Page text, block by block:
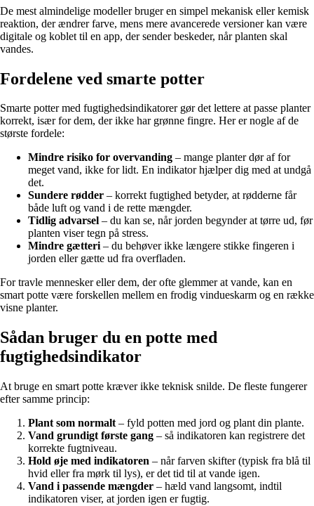
De mest almindelige modeller bruger en simpel mekanisk eller kemisk
reaktion, der ændrer farve, mens mere avancerede versioner kan være
digitale og koblet til en app, der sender beskeder, når planten skal
vandes.
Fordelene ved smarte potter
Smarte potter med fugtighedsindikatorer gør det lettere at passe planter
korrekt, især for dem, der ikke har grønne fingre. Her er nogle af de
største fordele:
Mindre risiko for overvanding – mange planter dør af for
meget vand, ikke for lidt. En indikator hjælper dig med at undgå
det.
Sundere rødder – korrekt fugtighed betyder, at rødderne får
både luft og vand i de rette mængder.
Tidlig advarsel – du kan se, når jorden begynder at tørre ud, før
planten viser tegn på stress.
Mindre gætteri– du behøver ikke længere stikke fingeren i
jorden eller gætte ud fra overfladen.
For travle mennesker eller dem, der ofte glemmer at vande, kan en
smart potte være forskellen mellem en frodig vindueskarm og en række
visne planter.
Sådan bruger du en potte med
fugtighedsindikator
At bruge en smart potte kræver ikke teknisk snilde. De fleste fungerer
efter samme princip:
Plant som normalt – fyld potten med jord og plant din plante.
Vand grundigt første gang – så indikatoren kan registrere det
korrekte fugtniveau.
Hold øje med indikatoren – når farven skifter (typisk fra blå til
hvid eller fra mørk til lys), er det tid til at vande igen.
Vand i passende mængder – hæld vand langsomt, indtil
indikatoren viser, at jorden igen er fugtig.